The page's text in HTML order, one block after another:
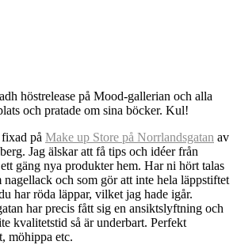
höstrelease på Mood-gallerian och alla
och pratade om sina böcker. Kul!
på Make up Store på Norrlandsgatan av
Jag älskar att få tips och idéer från
gäng nya produkter hem. Har ni hört talas
och som gör att inte hela läppstiftet
har röda läppar, vilket jag hade igår.
har precis fått sig en ansiktslyftning och
kvalitetstid så är underbart. Perfekt
möhippa etc.